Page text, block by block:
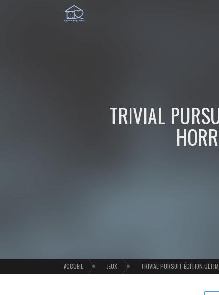
TRIVIAL
ACCUEIL JEUX TRIVIAL PURSUIT ÉDITION